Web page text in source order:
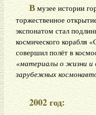
В музее истории
торжественное
экспонатом стал
космического корабля
совершил полёт в
«материалы о жизни и
зарубежных
2002 год: